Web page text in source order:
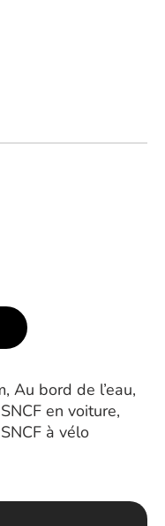
Au bord de l’eau,
en voiture,
à vélo